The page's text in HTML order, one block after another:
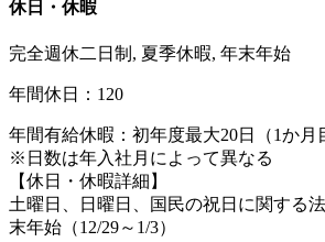
休日・休暇
完全週休二日制, 夏季休暇, 年末年始
年間休日：120
年間有給休暇：初年度最大20日（1か月
※日数は年入社月によって異なる
【休日・休暇詳細】
土曜日、日曜日、国民の祝日に関する
末年始（12/29～1/3）